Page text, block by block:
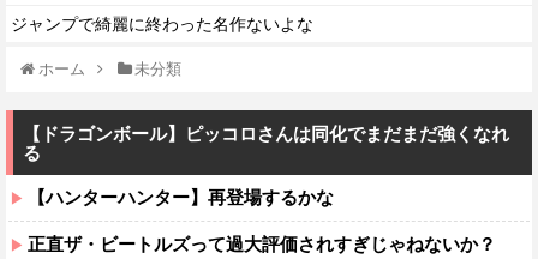
ジャンプで綺麗に終わった名作ないよな
ホーム 未分類
【ドラゴンボール】ピッコロさんは同化でまだまだ強くなれ
る
【ハンターハンター】再登場するかな
正直ザ・ビートルズって過大評価されすぎじゃねないか？